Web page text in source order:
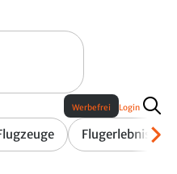
Flugerlebnis
Werbefrei Login